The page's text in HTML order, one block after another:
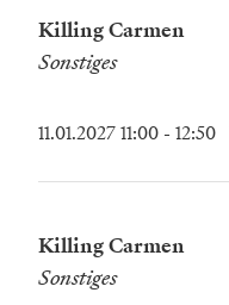
Killing Carmen
Sonstiges
11.01.2027 11:00 - 12:50
Killing Carmen
Sonstiges